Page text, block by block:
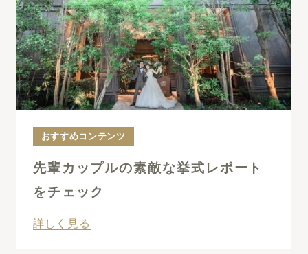
おすすめコンテンツ
先輩カップルの素敵な挙式レポート
をチェック
詳しく見る